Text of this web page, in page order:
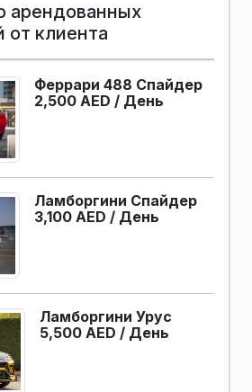
арендованных
от клиента
Феррари 488 Спайдер
2,500 AED / День
Ламборгини Спайдер
3,100 AED / День
Ламборгини Урус
5,500 AED / День